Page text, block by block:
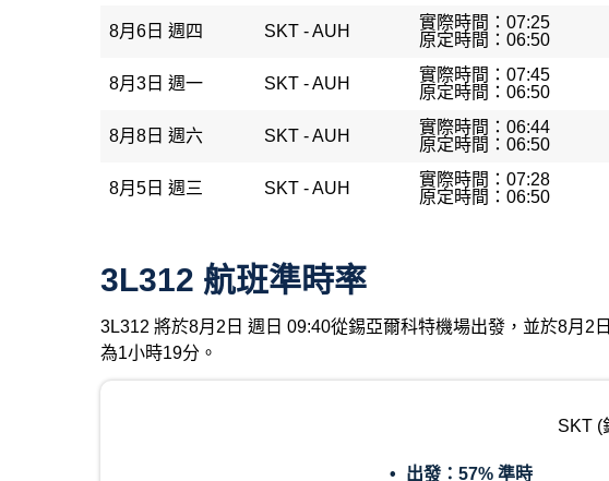
8月6日 週四 SKT - AUH
實際時間：07:25
原定時間：06:50
8月3日 週一 SKT - AUH
實際時間：07:45
原定時間：06:50
8月8日 週六 SKT - AUH
實際時間：06:44
原定時間：06:50
8月5日 週三 SKT - AUH
實際時間：07:28
原定時間：06:50
3L312 航班準時率
3L312 將於8月2日 週日 09:40從錫亞爾科特機場出發，並於8月2
為1小時19分。
SKT (
出發： 57% 準時